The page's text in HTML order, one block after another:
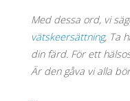
Med dessa ord, vi
vätskeersättning, Ta
din färd. För ett
Är den gåva vi alla
…